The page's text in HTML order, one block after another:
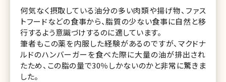
何気なく摂取している油分の多い肉類や揚げ物、ファス
トフードなどの食事から、脂質の少ない食事に自然と移
行するよう意識づけするのに適しています。
筆者もこの薬を内服した経験があるのですが、マクドナ
ルドのハンバーガーを食べた際に大量の油が排出され
たため、この脂の量で30％しかないのかと非常に驚きま
した。